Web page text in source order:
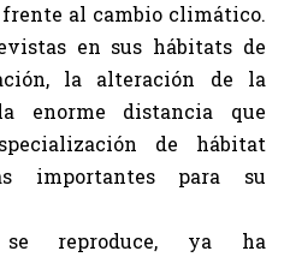
al cambio climático.
en sus hábitats de
la alteración de la
enorme distancia que
de hábitat
importantes para su
reproduce, ya ha